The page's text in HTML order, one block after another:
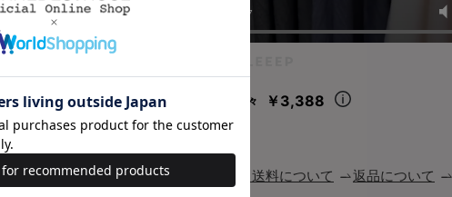
00:27
ペイディなら月々 ￥3,388
配送と送料について 返品について